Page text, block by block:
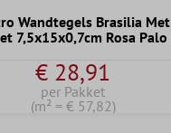
5 sterren
Wandtegels Brasilia Met
7,5x15x0,7cm Rosa Palo
€ 28,91
per Pakket
(m² = € 57,82)